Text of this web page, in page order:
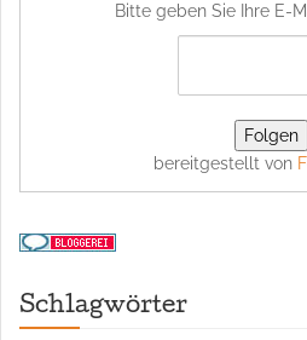
Bitte geben Sie Ihre E-
bereitgestellt von
Schlagwörter